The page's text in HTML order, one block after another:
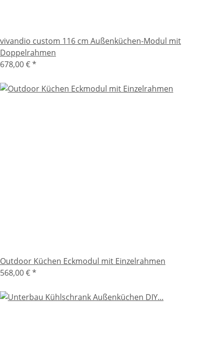
vivandio custom 116 cm Außenküchen-Modul mit
Doppelrahmen
678,00 €*
Outdoor Küchen Eckmodul mit Einzelrahmen
568,00 €*